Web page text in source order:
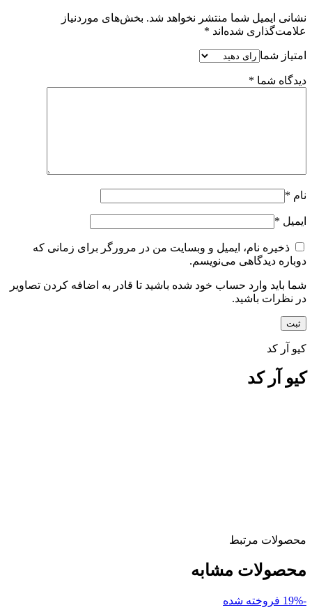
نشانی ایمیل شما منتشر نخواهد شد. بخش‌های موردنیاز
علامت‌گذاری شده‌اند *
امتیاز شما
دیدگاه شما *
نام *
ایمیل *
ذخیره نام، ایمیل و وبسایت من در مرورگر برای زمانی که
دوباره دیدگاهی می‌نویسم.
شما باید وارد حساب خود شده باشید تا قادر به اضافه کردن تصاویر
در نظرات باشید.
کیو آر کد
کیو آر کد
محصولات مرتبط
محصولات مشابه
-19% فروخته شده